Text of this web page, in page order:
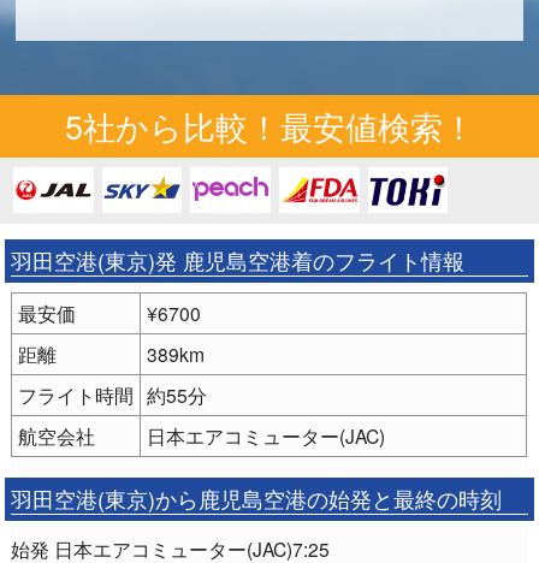
5社から比較！最安値検索！
羽田空港(東京)発 鹿児島空港着のフライト情報
最安価
¥6700
距離
389km
フライト時間 約55分
航空会社
日本エアコミューター(JAC)
羽田空港(東京)から鹿児島空港の始発と最終の時刻
始発 日本エアコミューター(JAC)7:25